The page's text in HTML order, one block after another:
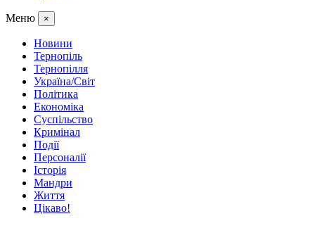
Меню ×
Новини
Тернопіль
Тернопілля
Україна/Світ
Політика
Економіка
Суспільство
Кримінал
Події
Персоналії
Історія
Мандри
Життя
Цікаво!